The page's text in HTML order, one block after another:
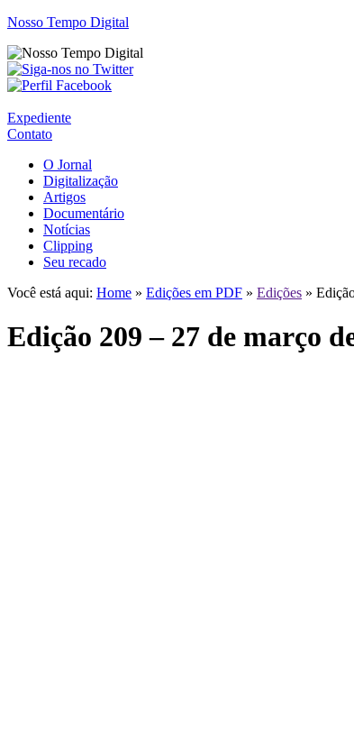
Nosso Tempo Digital
Expediente
Contato
O Jornal
Digitalização
Artigos
Documentário
Notícias
Clipping
Seu recado
Você está aqui: Home » Edições em PDF » Edições »
Edição 209 – 27 de março